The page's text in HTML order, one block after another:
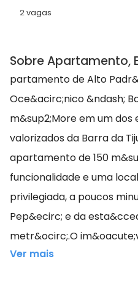
2 vagas
Sobre Apartamento,
partamento de Alto
Oce&acirc;nico &ndash;
m&sup2;More em um dos
valorizados da Barra da
apartamento de 150
funcionalidade e uma
privilegiada, a poucos
Pep&ecirc; e da
metr&ocirc;.O
Ver mais